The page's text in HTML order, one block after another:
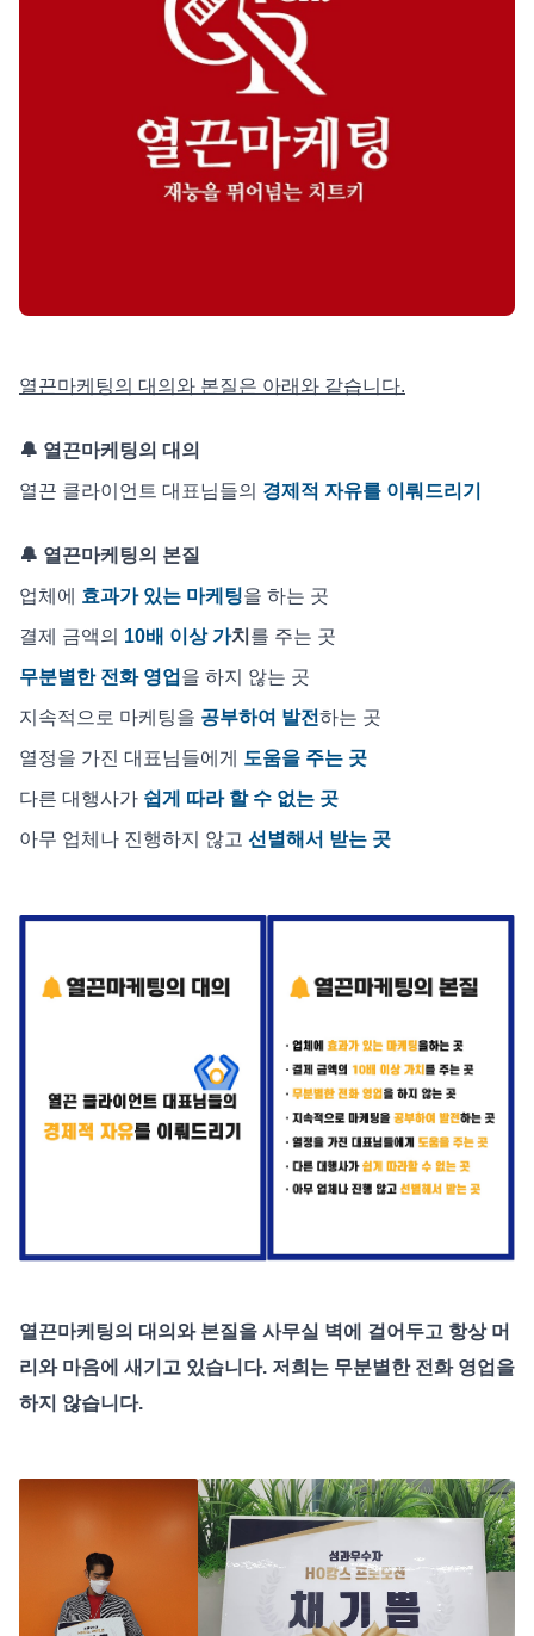
열끈마케팅의 대의와 본질은 아래와 같습니다.
🔔 열끈마케팅의 대의
열끈 클라이언트 대표님들의 경제적 자유를 이뤄드리기
🔔 열끈마케팅의 본질
업체에 효과가 있는 마케팅을 하는 곳
결제 금액의 10배 이상 가치 를 주는 곳
무분별한 전화 영업 을 하지 않는 곳
지속적으로 마케팅을 공부하여 발전하는 곳
열정을 가진 대표님들에게 도움을 주는 곳
다른 대행사가 쉽게 따라 할 수 없는 곳
아무 업체나 진행하지 않고 선별해서 받는 곳
열끈마케팅의 대의와 본질을 사무실 벽에 걸어두고 항상 머
리와 마음에 새기고 있습니다. 저희는 무분별한 전화 영업을
하지 않습니다.